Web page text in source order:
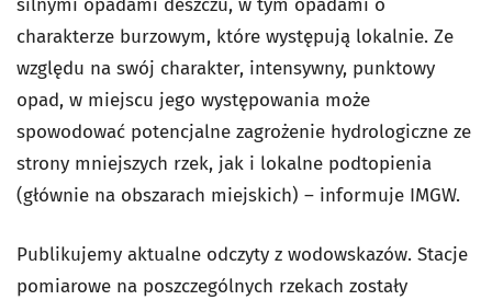
silnymi opadami deszczu, w tym opadami o
charakterze burzowym, które występują lokalnie. Ze
względu na swój charakter, intensywny, punktowy
opad, w miejscu jego występowania może
spowodować potencjalne zagrożenie hydrologiczne ze
strony mniejszych rzek, jak i lokalne podtopienia
(głównie na obszarach miejskich) – informuje IMGW.
Publikujemy aktualne odczyty z wodowskazów. Stacje
pomiarowe na poszczególnych rzekach zostały